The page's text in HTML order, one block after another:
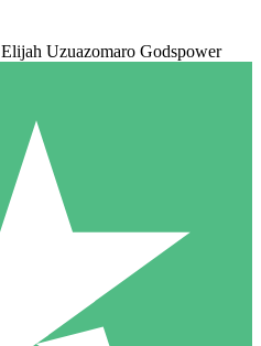
Elijah Uzuazomaro Godspower